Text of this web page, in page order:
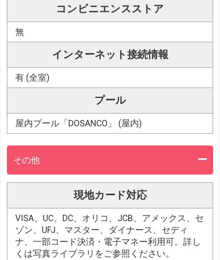
コンビニエンスストア
無
インターネット接続情報
有 (全室)
プール
屋内プール「DOSANCO」 (屋内)
その他
現地カード対応
VISA、UC、DC、オリコ、JCB、アメックス、セ
ゾン、UFJ、マスター、ダイナース、セディ
ナ、一部コード決済・電子マネー利用可。詳し
くは写真ライブラリをご参照ください。